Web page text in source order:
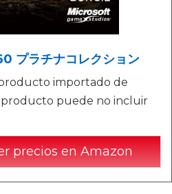
プラチナコレクション
importado de
producto puede no incluir
precios en Amazon